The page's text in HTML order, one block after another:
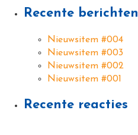
Recente berichten
Nieuwsitem #004
Nieuwsitem #003
Nieuwsitem #002
Nieuwsitem #001
Recente reacties